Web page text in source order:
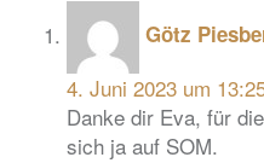
Götz
4. Juni 2023 um
Danke dir Eva, für
sich ja auf SOM.